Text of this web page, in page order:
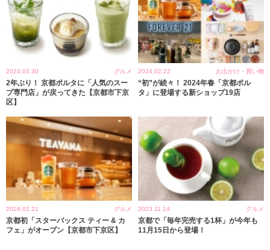
2024.03.30 グルメ
2年ぶり！ 京都ポルタに「人気のスー
プ専門店」が戻ってきた【京都市下京
区】
2024.02.22 お出かけ・買い物
“初”が続々！ 2024年春「京都ポル
タ」に登場する新ショップ19店
2024.02.21 グルメ
京都初「スターバックス ティー & カ
フェ」がオープン【京都市下京区】
2023.11.14 グルメ
京都で「毎年完売する1杯」が今年も
11月15日から登場！